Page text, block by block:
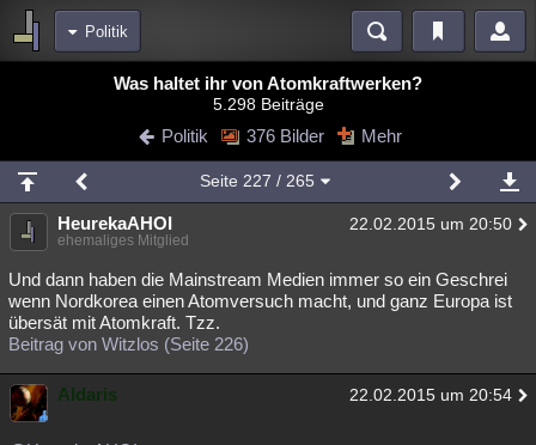
Politik
Blogs Videos
Chat Wiki Neuigkeiten
meine Rubriken
Menschen Wissenschaft Mystery Kriminalfälle
Spiritualität Verschwörungen Technologie Ufologie
Natur Umfragen Unterhaltung
weitere Rubriken
Philosophie Literatur
Was haltet ihr von Atomkraftwerken?
5.298 Beiträge
Politik 376 Bilder Mehr
Seite 227 / 265
HeurekaAHOI 22.02.2015 um 20:50
ehemaliges Mitglied
Und dann haben die Mainstream Medien immer so ein Geschrei
wenn Nordkorea einen Atomversuch macht, und ganz Europa ist
übersät mit Atomkraft. Tzz.
Beitrag von Witzlos (Seite 226)
Aldaris 22.02.2015 um 20:54